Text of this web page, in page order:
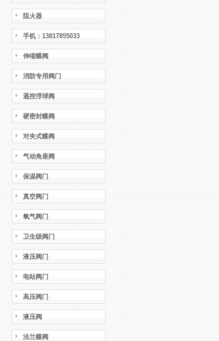
阻火器
手机：13817855033
伸缩蝶阀
消防专用阀门
遥控浮球阀
硬密封蝶阀
对夹式蝶阀
气动角座阀
保温阀门
真空阀门
氧气阀门
卫生级阀门
液压阀门
电站阀门
高压阀门
液压阀
法兰蝶阀